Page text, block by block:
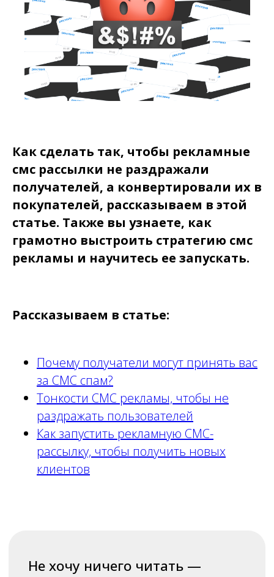
Как сделать так, чтобы рекламные
смс рассылки не раздражали
получателей, а конвертировали их в
покупателей, рассказываем в этой
статье. Также вы узнаете, как
грамотно выстроить стратегию смс
рекламы и научитесь ее запускать.
Рассказываем в статье:
Почему получатели могут принять вас
за СМС спам?
Тонкости СМС рекламы, чтобы не
раздражать пользователей
Как запустить рекламную СМС-
рассылку, чтобы получить новых
клиентов
Зарегистрировать ЛК